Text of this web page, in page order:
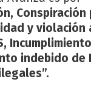
y violación
indebido de